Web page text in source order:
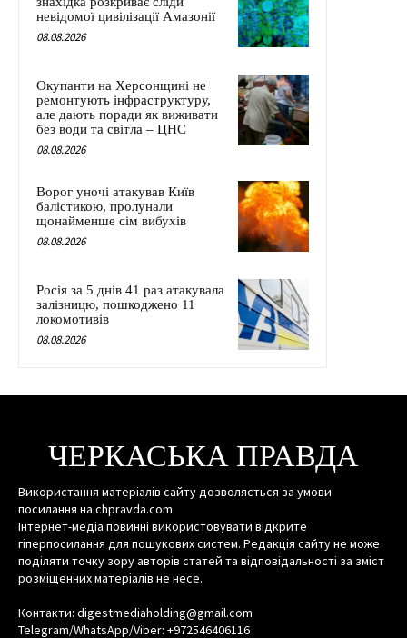
невідомої цивілізації Амазонії
08.08.2026
Окупанти на Херсонщині не
ремонтують інфраструктуру,
але дають поради як виживати
без води та світла – ЦНС
08.08.2026
Ворог уночі атакував Київ
балістикою, пролунали
щонайменше сім вибухів
08.08.2026
Росія за 5 днів 41 раз атакувала
залізницю, пошкоджено 11
локомотивів
08.08.2026
ЧЕРКАСЬКА ПРАВДА
Використання матеріалів сайту дозволяється за умови
посилання на chpravda.com
Інтернет-медіа повинні використовувати відкрите
гіперпосилання для пошукових систем. Редакція сайту не може
поділяти точку зору авторів статей та відповідальності за зміст
розміщенних матеріалів не несе.
Контакти: digestmediaholding@gmail.com
Telegram/WhatsApp/Viber: +972546406116